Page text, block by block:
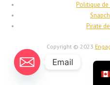
Politique
Pirate
Copyright © 2023
Email